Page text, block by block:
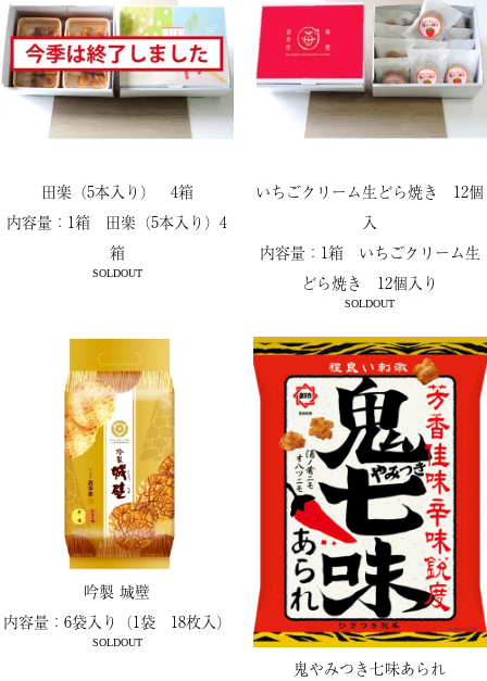
田楽（5本入り） 4箱
内容量：1箱 田楽（5本入り）4
箱
SOLDOUT
いちごクリーム生どら焼き 12個
入
内容量：1箱 いちごクリーム生
どら焼き 12個入り
SOLDOUT
吟製 城壁
内容量：6袋入り（1袋 18枚入）
SOLDOUT
鬼やみつき七味あられ